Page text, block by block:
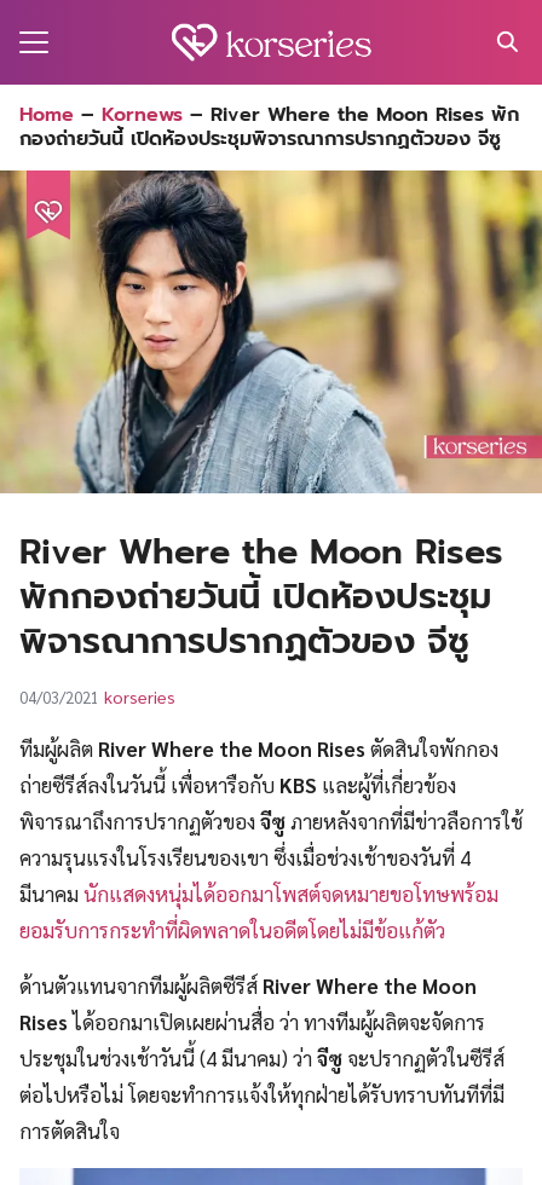
for:
Home – Kornews – River Where the Moon Rises พัก
กองถ่ายวันนี้ เปิดห้องประชุมพิจารณาการปรากฏตัวของ จีซู
River Where the Moon Rises
พักกองถ่ายวันนี้ เปิดห้องประชุม
พิจารณาการปรากฏตัวของ จีซู
04/03/2021 korseries
ทีมผู้ผลิต River Where the Moon Risesตัดสินใจพักกอง
ถ่ายซีรีส์ลงในวันนี้ เพื่อหารือกับ KBS และผู้ที่เกี่ยวข้อง
พิจารณาถึงการปรากฏตัวของจีซูภายหลังจากที่มีข่าวลือการใช้
ความรุนแรงในโรงเรียนของเขา ซึ่งเมื่อช่วงเช้าของวันที่ 4
มีนาคมนักแสดงหนุ่มได้ออกมาโพสต์จดหมายขอโทษพร้อม
ยอมรับการกระทำที่ผิดพลาดในอดีตโดยไม่มีข้อแก้ตัว
ด้านตัวแทนจากทีมผู้ผลิตซีรีส์ River Where the Moon
Risesได้ออกมาเปิดเผยผ่านสื่อ ว่า ทางทีมผู้ผลิตจะจัดการ
ประชุมในช่วงเช้าวันนี้ (4 มีนาคม) ว่าจีซู จะปรากฏตัวในซีรีส์
ต่อไปหรือไม่ โดยจะทำการแจ้งให้ทุกฝ่ายได้รับทราบทันทีที่มี
การตัดสินใจ